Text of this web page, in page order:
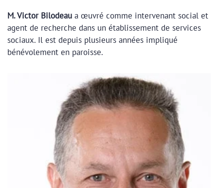
M. Victor Bilodeau a œuvré comme intervenant social et
agent de recherche dans un établissement de services
sociaux. Il est depuis plusieurs années impliqué
bénévolement en paroisse.